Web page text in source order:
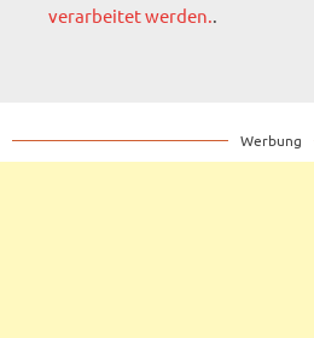
verarbeitet werden..
Werbung